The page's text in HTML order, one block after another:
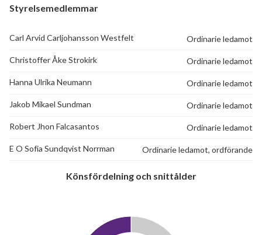
Styrelsemedlemmar
Carl Arvid Carljohansson Westfelt Ordinarie ledamot
Christoffer Åke Strokirk Ordinarie ledamot
Hanna Ulrika Neumann Ordinarie ledamot
Jakob Mikael Sundman Ordinarie ledamot
Robert Jhon Falcasantos Ordinarie ledamot
E O Sofia Sundqvist Norrman Ordinarie ledamot, ordförande
Könsfördelning och snittålder